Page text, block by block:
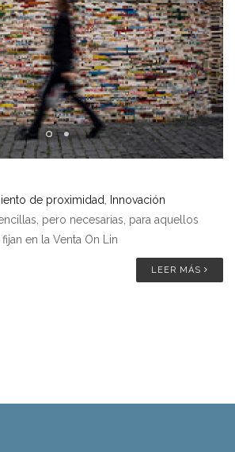
de proximidad
Innovación
pero necesarias, para aquellos
en la Venta On Lin
LEER MÁS